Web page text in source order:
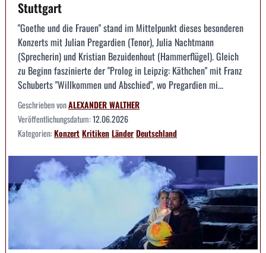
Stuttgart
"Goethe und die Frauen" stand im Mittelpunkt dieses besonderen
Konzerts mit Julian Pregardien (Tenor), Julia Nachtmann
(Sprecherin) und Kristian Bezuidenhout (Hammerflügel). Gleich
zu Beginn faszinierte der "Prolog in Leipzig: Käthchen" mit Franz
Schuberts "Willkommen und Abschied", wo Pregardien mi...
Geschrieben vonALEXANDER WALTHER
Veröffentlichungsdatum:12.06.2026
Kategorien:KonzertKritikenLänderDeutschland